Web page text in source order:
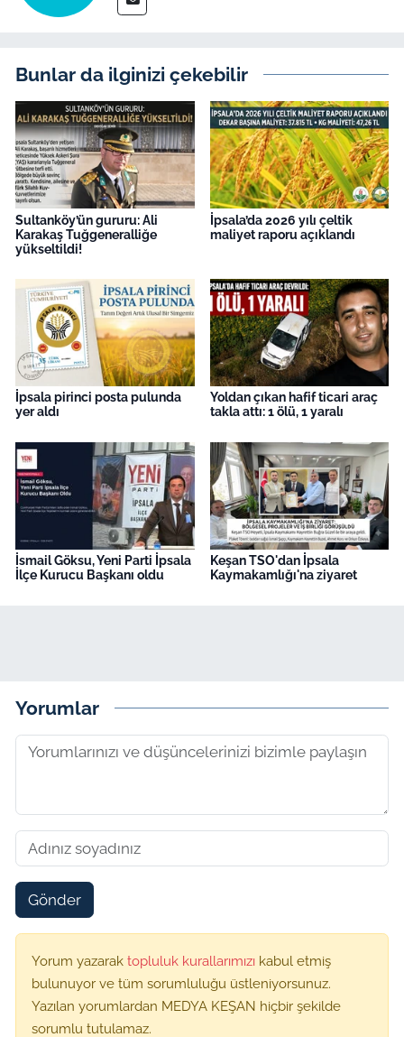
Bunlar da ilginizi çekebilir
Sultanköy’ün gururu: Ali
Karakaş Tuğgeneralliğe
yükseltildi!
İpsala’da 2026 yılı çeltik
maliyet raporu açıklandı
İpsala pirinci posta pulunda
yer aldı
Yoldan çıkan hafif ticari araç
takla attı: 1 ölü, 1 yaralı
İsmail Göksu, Yeni Parti İpsala
İlçe Kurucu Başkanı oldu
Keşan TSO'dan İpsala
Kaymakamlığı'na ziyaret
Yorumlar
Gönder
Yorum yazarak topluluk kurallarımızı kabul etmiş
bulunuyor ve tüm sorumluluğu üstleniyorsunuz.
Yazılan yorumlardan MEDYA KEŞAN hiçbir şekilde
sorumlu tutulamaz.